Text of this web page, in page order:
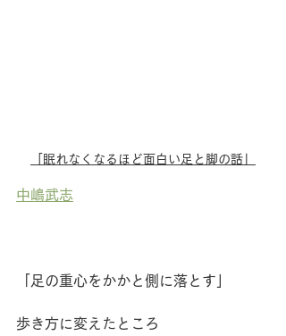
「眠れなくなるほど面白い足と脚の話」
中嶋武志
「足の重心をかかと側に落とす」
歩き方に変えたところ